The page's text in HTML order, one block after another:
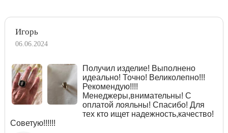
Игорь
06.06.2024
Получил изделие! Выполнено
идеально! Точно! Великолепно!!!
Рекомендую!!!!
Менеджеры,внимательны! С
оплатой лояльны! Спасибо! Для
тех кто ищет надежность,качество!
Советую!!!!!!